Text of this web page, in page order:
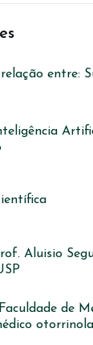
entre:
Aluisio
de